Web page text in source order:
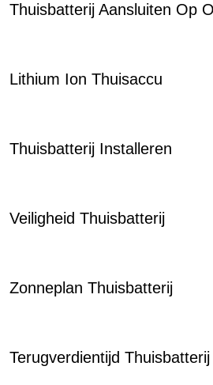
Thuisbatterij Aansluiten Op
Lithium Ion Thuisaccu
Thuisbatterij Installeren
Veiligheid Thuisbatterij
Zonneplan Thuisbatterij
Terugverdientijd Thuisbatterij